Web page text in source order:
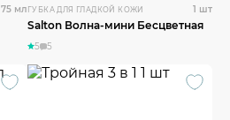
75 мл ГУБКА ДЛЯ ГЛАДКОЙ КОЖИ 1 шт
Salton Волна-мини Бесцветная
5 5